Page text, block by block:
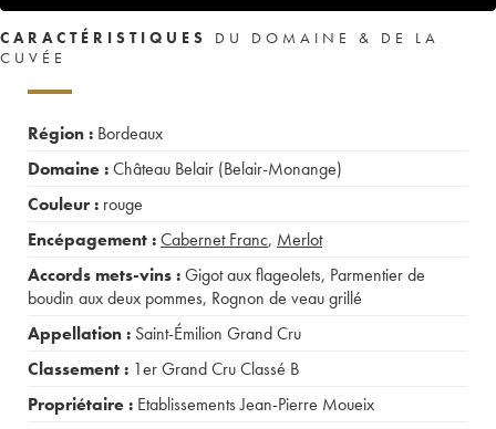
CARACTÉRISTIQUES
DU DOMAINE & DE LA
CUVÉE
Région : Bordeaux
Domaine :Château Belair (Belair-Monange)
Couleur : rouge
Encépagement :Cabernet Franc, Merlot
Accords mets-vins :Gigot aux flageolets, Parmentier de
boudin aux deux pommes, Rognon de veau grillé
Appellation : Saint-Émilion Grand Cru
Classement : 1er Grand Cru Classé B
Propriétaire : Etablissements Jean-Pierre Moueix